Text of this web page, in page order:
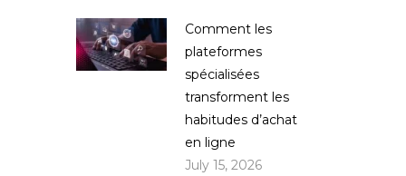
Comment les
plateformes
spécialisées
transforment les
habitudes d’achat
en ligne
July 15, 2026